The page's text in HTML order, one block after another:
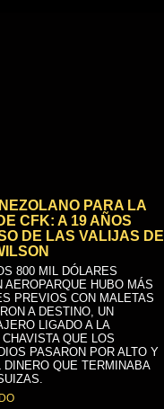
PARA LA
CFK: A 19 AÑOS
DE LAS VALIJAS DE
800 MIL DÓLARES
AEROPARQUE HUBO MÁS
PREVIOS CON MALETAS
A DESTINO, UN
LIGADO A LA
CHAVISTA QUE LOS
PASARON POR ALTO Y
DINERO QUE TERMINABA